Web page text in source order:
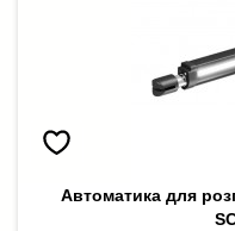
Автоматика для